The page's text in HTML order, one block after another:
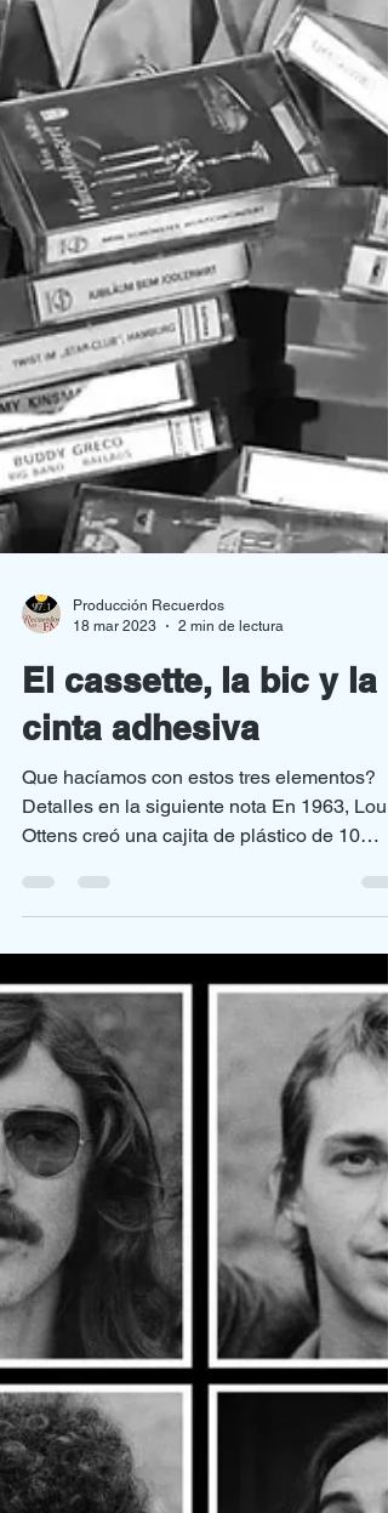
18 mar 2023
2 min de lectura
El cassette, la bic y la
cinta adhesiva
Ottens creó una cajita de plástico de 10
centímetros...